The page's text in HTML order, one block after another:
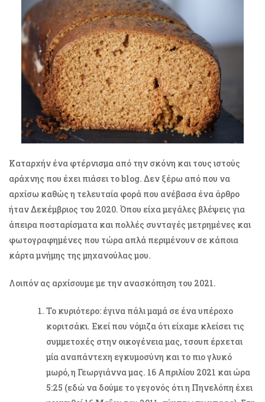
Καταρχήν ένα φτέρνισμα από την σκόνη και τους ιστούς
αράχνης που έχει πιάσει το blog. Δεν ξέρω από που να
αρχίσω καθώς η τελευταία φορά που ανέβασα ένα άρθρο
ήταν Δεκέμβριος του 2020. Όπου είχα μεγάλες βλέψεις για
άπειρα ποσταρίσματα και πολλές συνταγές μετρημένες και
φωτογραφημένες που τώρα απλά περιμένουν σε κάποια
κάρτα μνήμης της μηχανούλας μου.
Λοιπόν ας αρχίσουμε με την ανασκόπηση του 2021.
Το κυριότερο: έγινα πάλι μαμά σε ένα υπέροχο
κοριτσάκι. Εκεί που νόμιζα ότι είχαμε κλείσει τις
συμμετοχές στην οικογένεια μας, τσουπ έρχεται
μία αναπάντεχη εγκυμοσύνη και το πιο γλυκό
μωρό, η Γεωργιάννα μας. 16 Απριλίου 2021 και ώρα
5:25 (εδώ να δούμε το γεγονός ότι η Πηνελόπη έχει